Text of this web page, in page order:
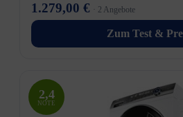
1.279,00 € · 2 Angebote
Zum Test &
2,4
NOTE